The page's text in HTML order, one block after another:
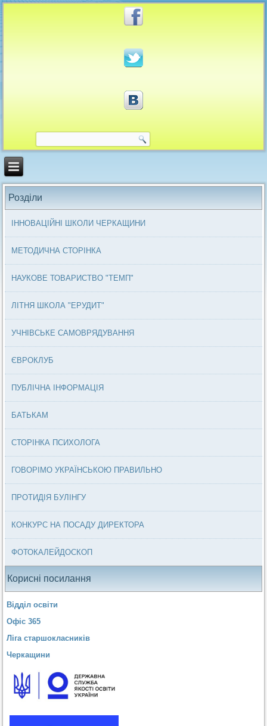
Розділи
ІННОВАЦІЙНІ ШКОЛИ ЧЕРКАЩИНИ
МЕТОДИЧНА СТОРІНКА
НАУКОВЕ ТОВАРИСТВО "ТЕМП"
ЛІТНЯ ШКОЛА "ЕРУДИТ"
УЧНІВСЬКЕ САМОВРЯДУВАННЯ
ЄВРОКЛУБ
ПУБЛІЧНА ІНФОРМАЦІЯ
БАТЬКАМ
СТОРІНКА ПСИХОЛОГА
ГОВОРІМО УКРАЇНСЬКОЮ ПРАВИЛЬНО
ПРОТИДІЯ БУЛІНГУ
КОНКУРС НА ПОСАДУ ДИРЕКТОРА
ФОТОКАЛЕЙДОСКОП
Корисні посилання
Відділ освіти
Офіс 365
Ліга старшокласників
Черкащини